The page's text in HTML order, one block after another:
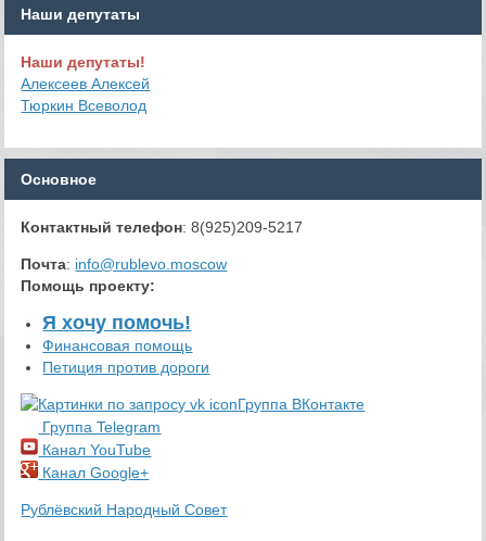
Наши депутаты
Наши депутаты!
Алексеев Алексей
Тюркин Всеволод
Основное
Контактный телефон: 8(925)209-5217
Почта: info@rublevo.moscow
Помощь проекту:
Я хочу помочь!
Финансовая помощь
Петиция против дороги
Группа ВКонтакте
Группа Telegram
Канал YouTube
Канал Google+
Рублёвский Народный Совет